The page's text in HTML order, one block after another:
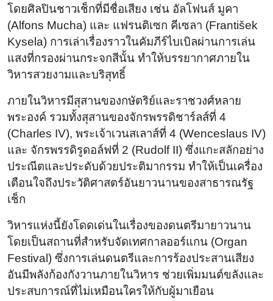
โดยศิลปินชาวเช็กที่มีชื่อเสียง เช่น อัลโฟนส์ มูคา
(Alfons Mucha) และ แฟรนติเซก คีเซลา (František
Kysela) การเล่าเรื่องราวในคัมภีร์ไบเบิลผ่านการเล่น
แสงที่กรองผ่านกระจกสีนั้น ทำให้บรรยากาศภายใน
วิหารสวยงามและบริสุทธิ์
ภายในวิหารมีสุสานของกษัตริย์และราชวงศ์หลาย
พระองค์ รวมทั้งสุสานของจักรพรรดิชาร์ลส์ที่ 4
(Charles IV), พระเจ้าเวนสเลาส์ที่ 4 (Wenceslaus IV)
และ จักรพรรดิรูดอล์ฟที่ 2 (Rudolf II) ซึ่งแกะสลักอย่าง
ประณีตและประดับด้วยประติมากรรม ทำให้เป็นเครื่อง
เตือนใจถึงประวัติศาสตร์อันยาวนานของสาธารณรัฐ
เช็ก
วิหารแห่งนี้ยังโดดเด่นในเรื่องของดนตรีมายาวนาน
โดยเป็นสถานที่สำหรับจัดเทศกาลออร์แกน (Organ
Festival) ซึ่งการเล่นดนตรีและการร้องประสานเสียง
อันมีพลังก้องกังวานภายในวิหาร ช่วยเพิ่มมนต์ขลังและ
ประสบการณ์ที่ไม่เหมือนใครให้กับผู้มาเยือน